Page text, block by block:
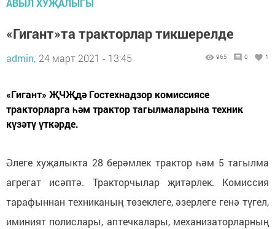
АВЫЛ ХУҖАЛЫГЫ
«Гигант»та тракторлар тикшерелде
admin, 24 март 2021 - 13:45 965 0 1
«Гигант» ҖЧҖдә Гостехнадзор комиссиясе
тракторларга һәм трактор тагылмаларына техник
күзәтү үткәрде.
Әлеге хуҗалыкта 28 берәмлек трактор һәм 5 тагылма
агрегат исәптә. Тракторчылар җитәрлек. Комиссия
тарафыннан техниканың төзеклеге, әзерлеге генә түгел,
иминият полислары, аптечкалары, механизаторларның